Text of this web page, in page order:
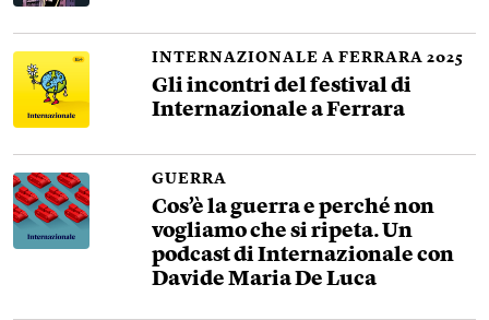
INTERNAZIONALE A FERRARA 2025
Gli incontri del festival di
Internazionale a Ferrara
GUERRA
Cos’è la guerra e perché non
vogliamo che si ripeta. Un
podcast di Internazionale con
Davide Maria De Luca